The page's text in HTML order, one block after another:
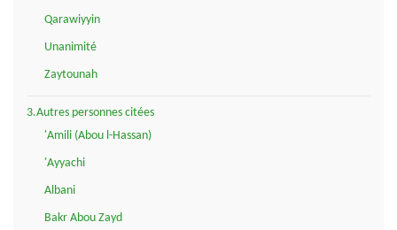
Qarawiyyin
Unanimité
Zaytounah
3.Autres personnes citées
'Amili (Abou l-Hassan)
'Ayyachi
Albani
Bakr Abou Zayd